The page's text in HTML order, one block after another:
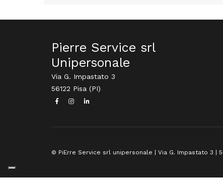
Pierre Service srl
Unipersonale
Via G. Impastato 3
56122 Pisa (PI)
© PiErre Service srl unipersonale | Via G. Impastato 3 |